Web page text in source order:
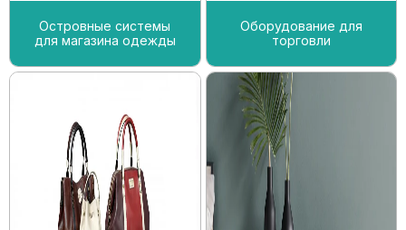
Островные системы
для магазина одежды
Оборудование для
торговли